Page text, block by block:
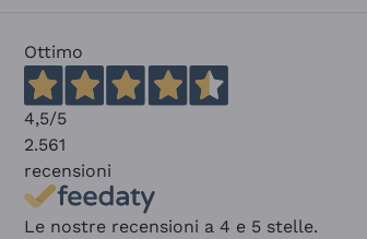
Ottimo
4,5/5
2.561
recensioni
Le nostre recensioni a 4 e 5 stelle.